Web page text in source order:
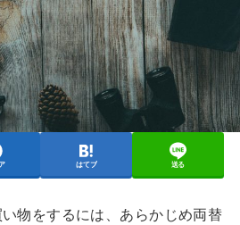
はてブ 送る
物をするには、あらかじめ両替